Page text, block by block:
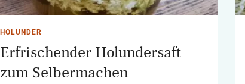
HOLUNDER
Erfrischender Holundersaft
zum Selbermachen